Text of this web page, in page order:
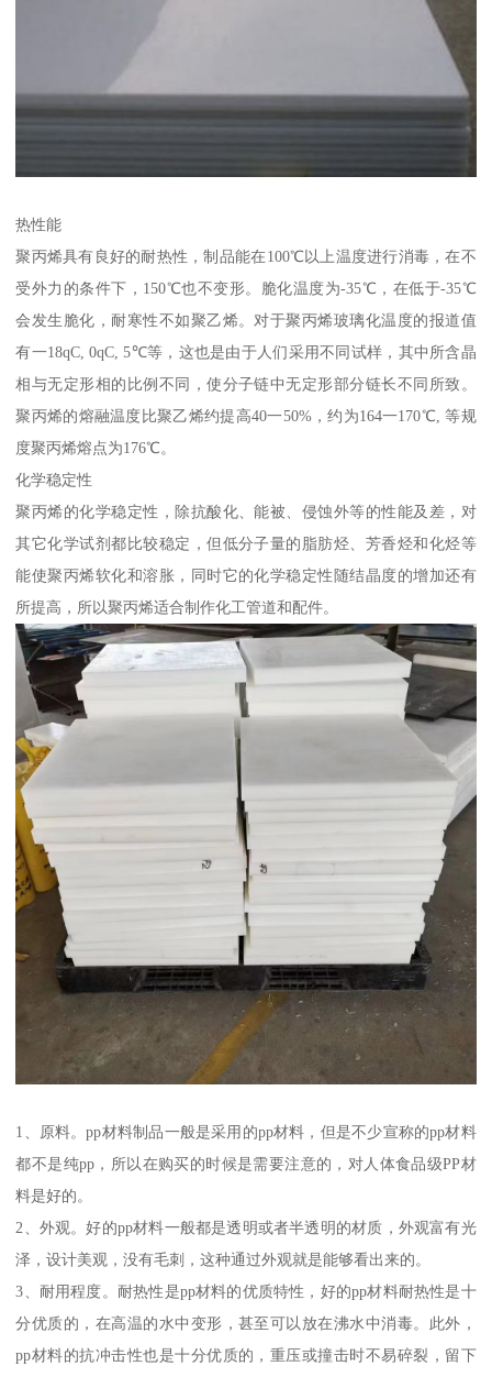
热性能
聚丙烯具有良好的耐热性，制品能在100℃以上温度进行消毒，在不
受外力的条件下，150℃也不变形。脆化温度为-35℃，在低于-35℃
会发生脆化，耐寒性不如聚乙烯。对于聚丙烯玻璃化温度的报道值
有一18qC, 0qC, 5℃等，这也是由于人们采用不同试样，其中所含晶
相与无定形相的比例不同，使分子链中无定形部分链长不同所致。
聚丙烯的熔融温度比聚乙烯约提高40一50%，约为164一170℃, 等规
度聚丙烯熔点为176℃。
化学稳定性
聚丙烯的化学稳定性，除抗酸化、能被、侵蚀外等的性能及差，对
其它化学试剂都比较稳定，但低分子量的脂肪烃、芳香烃和化烃等
能使聚丙烯软化和溶胀，同时它的化学稳定性随结晶度的增加还有
所提高，所以聚丙烯适合制作化工管道和配件。
1、原料。pp材料制品一般是采用的pp材料，但是不少宣称的pp材料
都不是纯pp，所以在购买的时候是需要注意的，对人体食品级PP材
料是好的。
2、外观。好的pp材料一般都是透明或者半透明的材质，外观富有光
泽，设计美观，没有毛刺，这种通过外观就是能够看出来的。
3、耐用程度。耐热性是pp材料的优质特性，好的pp材料耐热性是十
分优质的，在高温的水中变形，甚至可以放在沸水中消毒。此外，
pp材料的抗冲击性也是十分优质的，重压或撞击时不易碎裂，留下